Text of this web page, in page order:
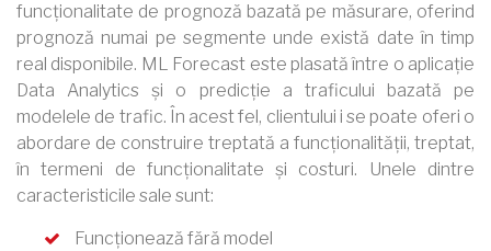
funcționalitate de prognoză bazată pe măsurare, oferind
prognoză numai pe segmente unde există date în timp
real disponibile. ML Forecast este plasată între o aplicație
Data Analytics și o predicție a traficului bazată pe
modelele de trafic. În acest fel, clientului i se poate oferi o
abordare de construire treptată a funcționalității, treptat,
în termeni de funcționalitate și costuri. Unele dintre
caracteristicile sale sunt:
arrow
Funcționează fără model